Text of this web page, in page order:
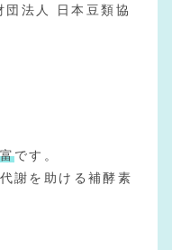
法人 日本豆類協
です。
謝を助ける補酵素